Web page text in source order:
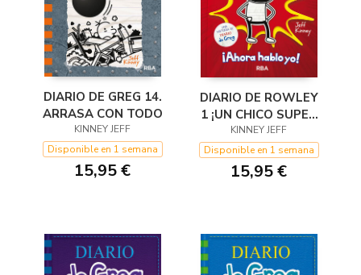
DIARIO DE GREG 14.
ARRASA CON TODO
KINNEY JEFF
Disponible en 1 semana
15,95 €
DIARIO DE ROWLEY
1 ¡UN CHICO SUPER
GUAY!
KINNEY JEFF
Disponible en 1 semana
15,95 €